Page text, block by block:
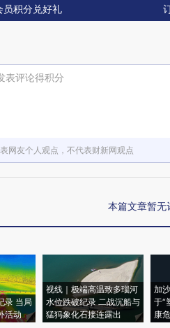
员积分兑好礼
表评论得积分
网友个人观点，不代表财新网观点
本篇文章暂无
录 当局
活动
视线｜极端高温致多瑙河
水位跌破纪录 二战沉船与
猛犸象化石接连露出
加
于“
康